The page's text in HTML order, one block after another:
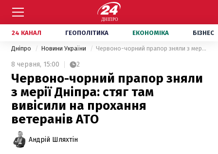
24 КАНАЛ ГЕОПОЛІТИКА ЕКОНОМІКА БІЗНЕС
Дніпро Новини України Червоно-чорний прапор зняли з мерії Дніпра: стяг там вивісили на прохання ветеранів АТО
8 червня, 15:00 2
Червоно-чорний прапор зняли
з мерії Дніпра: стяг там
вивісили на прохання
ветеранів АТО
Андрій Шляхтін